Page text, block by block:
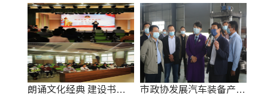
读书交流活动展示
产业
朗诵文化经典 建设书香
市政协发展汽车装备产业